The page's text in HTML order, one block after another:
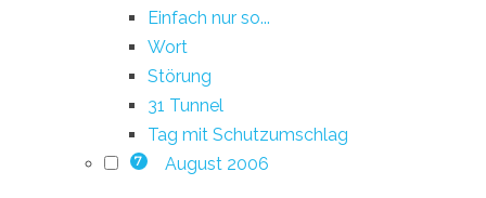
Einfach nur so...
Wort
Störung
31 Tunnel
Tag mit Schutzumschlag
7 August 2006